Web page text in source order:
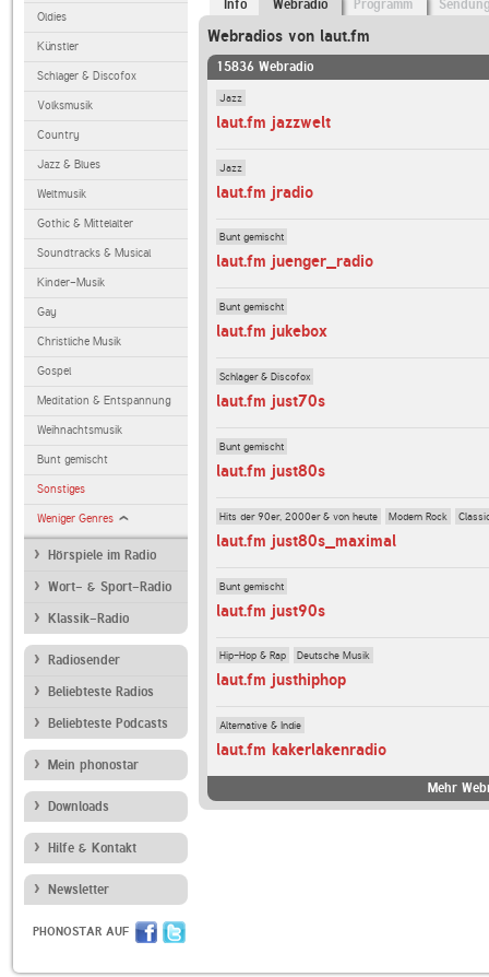
Oldies
Künstler
Schlager & Discofox
Volksmusik
Country
Jazz & Blues
Weltmusik
Gothic & Mittelalter
Soundtracks & Musical
Kinder-Musik
Gay
Christliche Musik
Gospel
Meditation & Entspannung
Weihnachtsmusik
Bunt gemischt
Sonstiges
Weniger Genres
Hörspiele im Radio
Wort- & Sport-Radio
Klassik-Radio
Radiosender
Beliebteste Radios
Beliebteste Podcasts
Mein phonostar
Downloads
Hilfe & Kontakt
Newsletter
PHONOSTAR AUF
Info Webradio Programm
Webradios von laut.fm
15836 Webradio
Jazz
laut.fm jazzwelt
Jazz
laut.fm jradio
Bunt gemischt
laut.fm juenger_radio
Bunt gemischt
laut.fm jukebox
Schlager & Discofox
laut.fm just70s
Bunt gemischt
laut.fm just80s
Hits der 90er, 2000er & von heute Modern Rock
laut.fm just80s_maximal
Bunt gemischt
laut.fm just90s
Hip-Hop & Rap Deutsche Musik
laut.fm justhiphop
Alternative & Indie
laut.fm kakerlakenradio
Mehr